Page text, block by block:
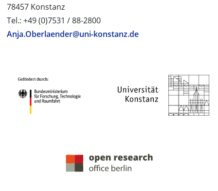
78457 Konstanz
Tel.: +49 (0)7531 / 88-2800
Anja.Oberlaender@uni-konstanz.de